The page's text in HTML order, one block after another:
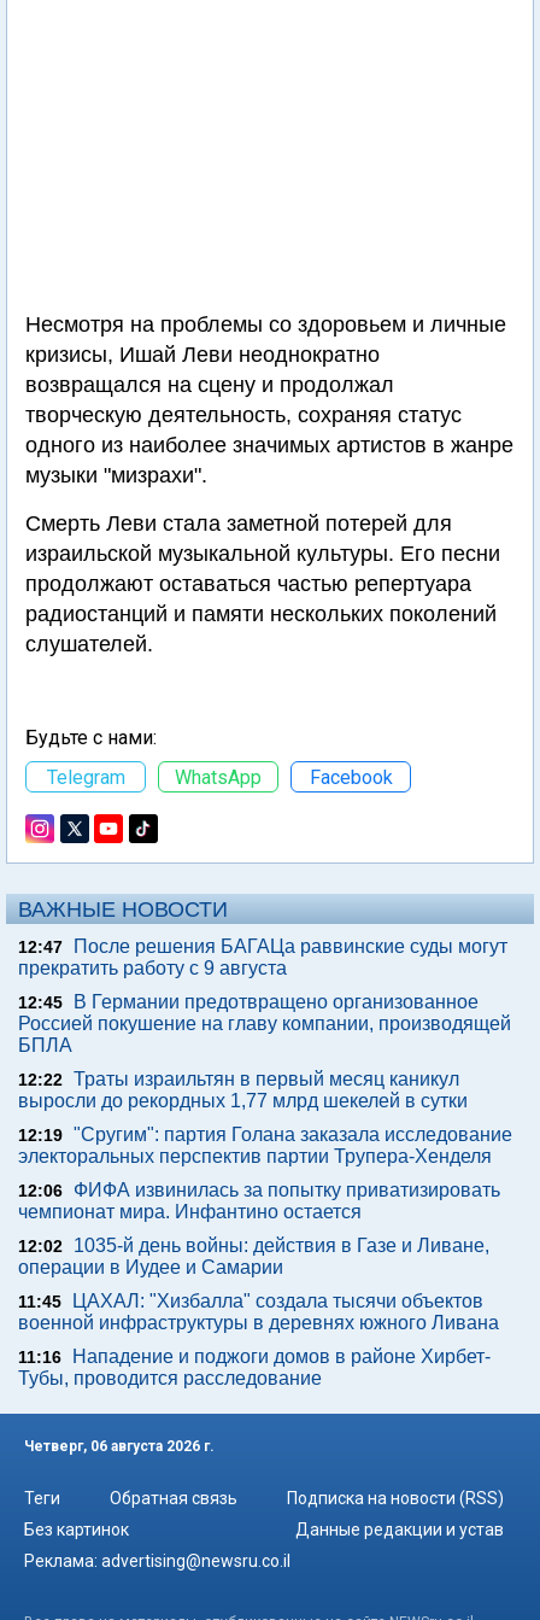
Несмотря на проблемы со здоровьем и личные
кризисы, Ишай Леви неоднократно
возвращался на сцену и продолжал
творческую деятельность, сохраняя статус
одного из наиболее значимых артистов в жанре
музыки "мизрахи".
Смерть Леви стала заметной потерей для
израильской музыкальной культуры. Его песни
продолжают оставаться частью репертуара
радиостанций и памяти нескольких поколений
слушателей.
Будьте с нами:
Telegram
WhatsApp Facebook
ВАЖНЫЕ НОВОСТИ
12:47
После решения БАГАЦа раввинские суды могут
прекратить работу с 9 августа
12:45
В Германии предотвращено организованное
Россией покушение на главу компании, производящей
БПЛА
12:22 Траты израильтян в первый месяц каникул
выросли до рекордных 1,77 млрд шекелей в сутки
12:19 "Сругим": партия Голана заказала исследование
электоральных перспектив партии Трупера-Хенделя
12:06
ФИФА извинилась за попытку приватизировать
чемпионат мира. Инфантино остается
12:02
1035-й день войны: действия в Газе и Ливане,
операции в Иудее и Самарии
11:45
ЦАХАЛ: "Хизбалла" создала тысячи объектов
военной инфраструктуры в деревнях южного Ливана
11:16
Нападение и поджоги домов в районе Хирбет-
Тубы, проводится расследование
Четверг, 06 августа 2026 г.
Теги Обратная связь
Подписка на новости (RSS)
Без картинок
Данные редакции и устав
Реклама: advertising@newsru.co.il